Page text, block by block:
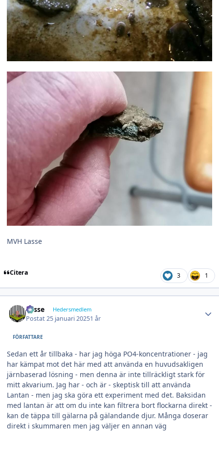
MVH Lasse
Citera 3 1
Lasse Hedersmedlem
Postat25 januari 20251 år
FÖRFATTARE
Sedan ett år tillbaka - har jag höga PO4-koncentrationer - jag
har kämpat mot det här med att använda en huvudsakligen
järnbaserad lösning - men denna är inte tillräckligt stark för
mitt akvarium. Jag har - och är - skeptisk till att använda
Lantan - men jag ska göra ett experiment med det. Baksidan
med lantan är att om du inte kan filtrera bort flockarna direkt -
kan de täppa till gälarna på gälandande djur. Många doserar
direkt i skummaren men jag väljer en annan väg